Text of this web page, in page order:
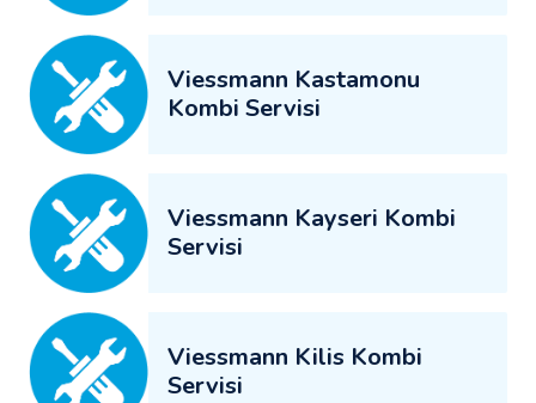
Viessmann Kastamonu
Kombi Servisi
Viessmann Kayseri Kombi
Servisi
Viessmann Kilis Kombi
Servisi